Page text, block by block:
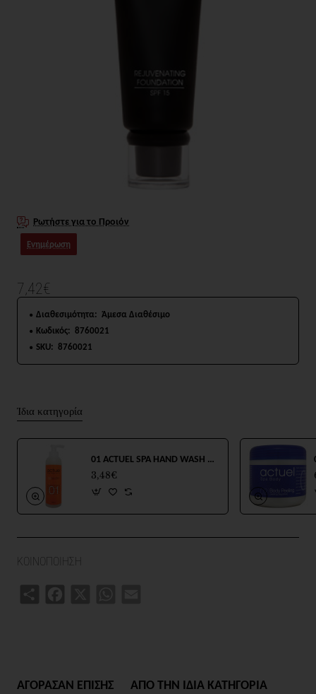
Ρωτήστε για το Προιόν
Ενημέρωση
7,42€
Διαθεσιμότητα: Άμεσα Διαθέσιμο
Κωδικός: 8760021
SKU: 8760021
Ίδια κατηγορία
01 ACTUEL SPA HAND WASH 250ml
3,48€
ΚΟΙΝΟΠΟΙΗΣΗ
ΑΓΟΡΑΣΑΝ ΕΠΙΣΗΣ ΑΠΟ ΤΗΝ ΙΔΙΑ ΚΑΤΗΓΟΡΙΑ